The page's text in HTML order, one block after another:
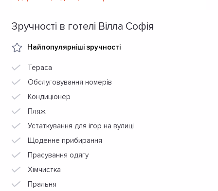
Зручності в готелі Вілла Софія
Найпопулярніші зручності
Тераса
Обслуговування номерів
Кондиціонер
Пляж
Устаткування для ігор на вулиці
Щоденне прибирання
Прасування одягу
Хімчистка
Пральня